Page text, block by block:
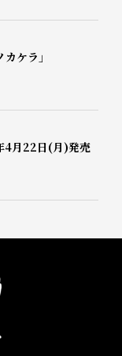
ケラ」
4月22日(月)発売